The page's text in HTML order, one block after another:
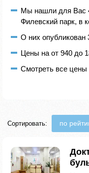
Мы нашли для Вас
Филевский парк, в
О них опубликован
Цены на от 940 до
Смотреть все цены
Сортировать: по